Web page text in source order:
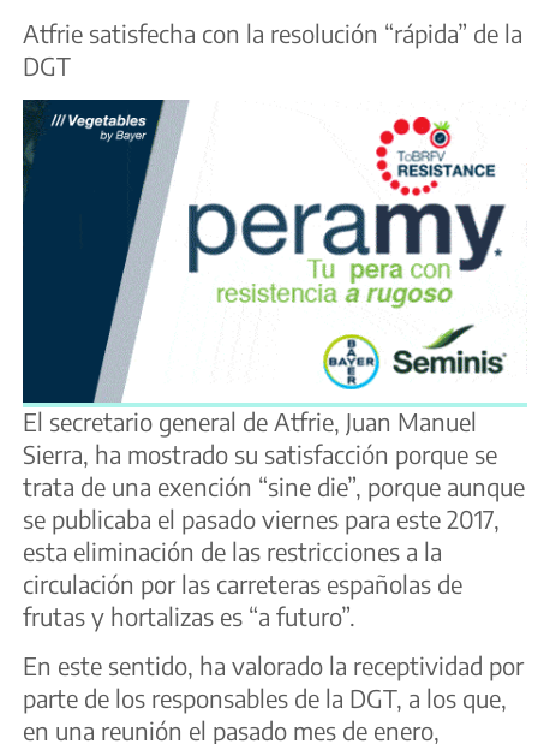
Atfrie satisfecha con la resolución “rápida” de la
DGT
El secretario general de Atfrie, Juan Manuel
Sierra, ha mostrado su satisfacción porque se
trata de una exención “sine die”, porque aunque
se publicaba el pasado viernes para este 2017,
esta eliminación de las restricciones a la
circulación por las carreteras españolas de
frutas y hortalizas es “a futuro”.
En este sentido, ha valorado la receptividad por
parte de los responsables de la DGT, a los que,
en una reunión el pasado mes de enero,